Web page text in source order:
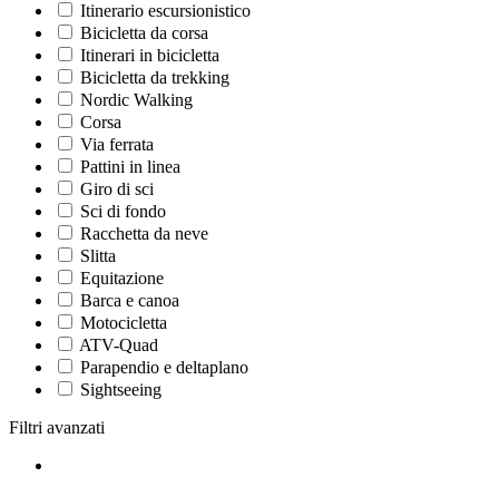
Itinerario escursionistico
Bicicletta da corsa
Itinerari in bicicletta
Bicicletta da trekking
Nordic Walking
Corsa
Via ferrata
Pattini in linea
Giro di sci
Sci di fondo
Racchetta da neve
Slitta
Equitazione
Barca e canoa
Motocicletta
ATV-Quad
Parapendio e deltaplano
Sightseeing
Filtri avanzati